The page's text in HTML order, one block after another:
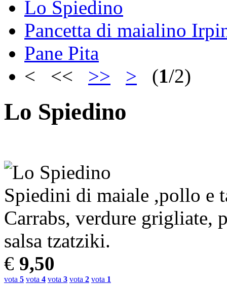
Lo Spiedino
Pancetta di maialino
Pane Pita
< << >> > (1/2)
Lo Spiedino
Spiedini di maiale ,pollo e
Carrabs, verdure grigliate,
salsa tzatziki.
€ 9,50
vota 5 vota 4 vota 3 vota 2 vota 1